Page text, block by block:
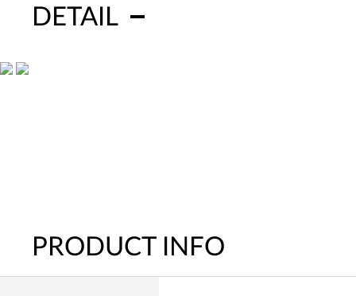
DETAIL
PRODUCT INFO